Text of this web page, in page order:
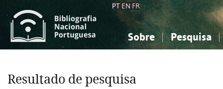
PT EN FR
Sobre Pesquisa
Ciências sociais...
Ciências sociais...
Resultado de pesquisa